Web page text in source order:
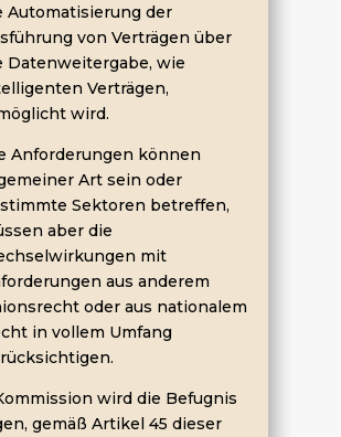
Automatisierung der
von Verträgen über
Datenweitergabe, wie
Verträgen,
wird.
Anforderungen können
Art sein oder
Sektoren betreffen,
aber die
mit
aus anderem
oder aus nationalem
in vollem Umfang
wird die Befugnis
gemäß Artikel 45 dieser